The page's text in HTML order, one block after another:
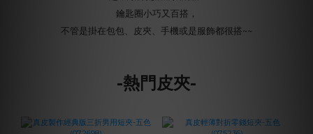
鑰匙圈小巧又百搭，
不管是掛在包包、皮夾、手機或是服飾都很搭~~
-熱門皮夾-